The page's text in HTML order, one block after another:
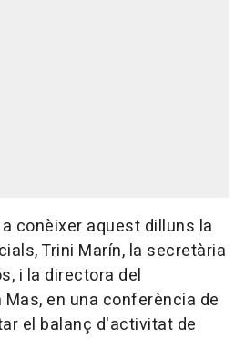
conèixer aquest dilluns la
Trini Marín, la secretària
i la directora del
en una conferència de
el balanç d'activitat de